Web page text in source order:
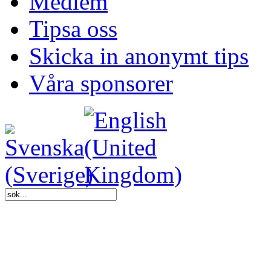
Tipsa oss
Skicka in anonymt tips
Våra sponsorer